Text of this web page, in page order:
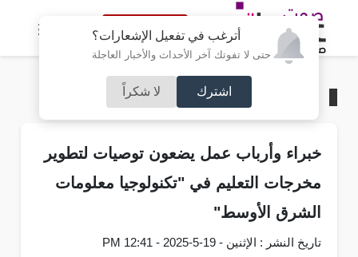
أترغب في تفعيل الإشعارات؟
حتى لا تفوتك آخر الأحداث والأخبار العاجلة
اشترك لا شكراً
النسخة الكاملة
جامعات
خبراء وأرباب عمل يضعون توصيات لتطوير
مخرجات التعليم في "تكنولوجيا معلومات
الشرق الأوسط"
تاريخ النشر : الإثنين - 19-5-2025 - 12:41 PM